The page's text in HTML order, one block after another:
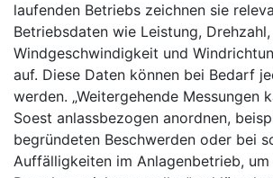
laufenden Betriebs zeichnen sie
Betriebsdaten wie Leistung, Drehzahl,
Windgeschwindigkeit und
auf. Diese Daten können bei Bedarf
werden. „Weitergehende Messungen
Soest anlassbezogen anordnen,
begründeten Beschwerden oder bei
Auffälligkeiten im Anlagenbetrieb,